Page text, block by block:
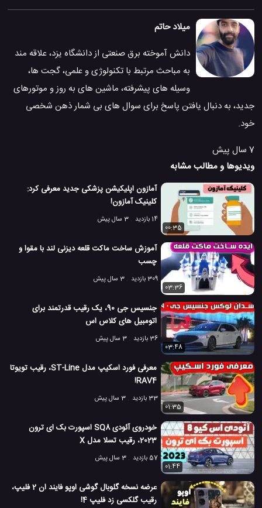
میلاد حاتم
دانش آموخته برق صنعتی از دانشگاه یزد، علاقه مند
به مباحث مرتبط با تکنولوژی و علمی، گجت ها،
وسیله های پیشرفته، ماشین های به روز و موتورهای
جدید، به دنبال یافتن پاسخ برای سوال های بی شمار ذهن شخصی
خود.
7 سال پیش
ویدیوها و مطالب مشابه
آمازون اپلیکیشن پزشکی جدید معرفی کرد:
کلینیک آمازون!
14 بازدید
3 سال پیش
00:35
آموزش ساخت ماکت قلعه دیزنی لند با مقوا و
چسب
309 بازدید
3 سال پیش
03:36
جنسیس جی 90، یک رقیب قدرتمند برای
اتومبیل های کلاس اس
36 بازدید
3 سال پیش
03:48
معرفی فورد اسکیپ مدل ST-Line، رقیب تویوتا
RAV4!
33 بازدید
3 سال پیش
01:35
خودروی آئودی SQ8 اسپورت بک ای ترون
2023، رقیب تسلا مدل X
57 بازدید
3 سال پیش
01:44
عرضه نسخه گلوبال گوشی اوپو فایند ان 2 فلیپ،
رقیب گلکسی زد فلیپ 4!